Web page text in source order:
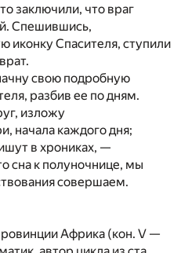
заключили, что враг
Спешившись,
иконку Спасителя, ступили
свою подробную
разбив ее по дням.
изложу
начала каждого дня;
в хрониках, —
сна к полуночнице, мы
совершаем.
Африка (кон. V —